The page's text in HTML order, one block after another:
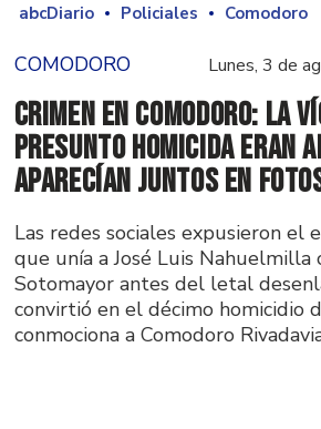
abcDiario Policiales Comodoro
COMODORO Lunes, 3 de
Crimen en Comodoro: la
presunto homicida eran
aparecían juntos en
Las redes sociales expusieron el
que unía a José Luis Nahuelmilla
Sotomayor antes del letal
convirtió en el décimo homicidio
conmociona a Comodoro